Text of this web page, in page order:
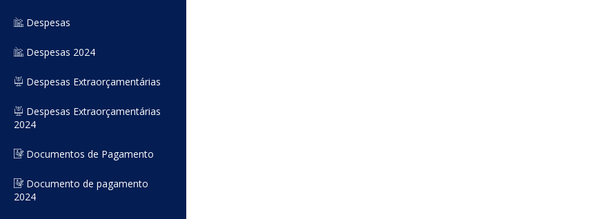
Despesas
Despesas 2024
Despesas Extraorçamentárias
Despesas Extraorçamentárias
2024
Documentos de Pagamento
Documento de pagamento
2024